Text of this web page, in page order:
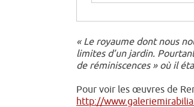
« Le royaume dont nous
limites d’un jardin.
de réminiscences » où il
Jean
Pour voir les œuvres de
http://